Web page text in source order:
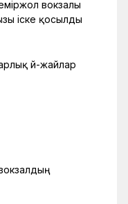
вокзалы
іске қосылды
үй-жайлар